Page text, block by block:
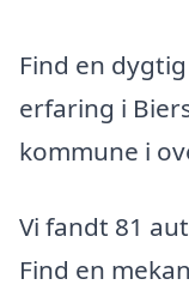
Find en
erfaring i
kommune i
Vi fandt 81
Find en